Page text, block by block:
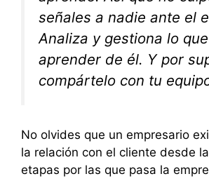
señales a nadie ante el
Analiza y gestiona lo
aprender de él. Y por
compártelo con tu
No olvides que un empresario
la relación con el cliente desde
etapas por las que pasa la